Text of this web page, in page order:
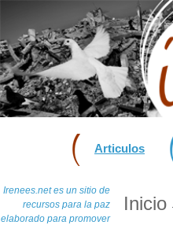
Articulos
Irenees.net es un sitio de
recursos para la paz
elaborado para promover
Inicio